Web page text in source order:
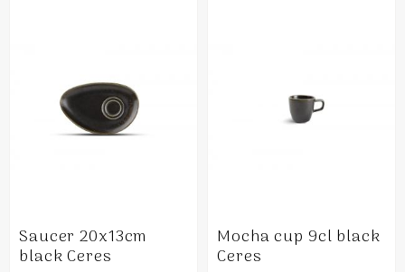
Saucer 20x13cm
black Ceres
Mocha cup 9cl black
Ceres